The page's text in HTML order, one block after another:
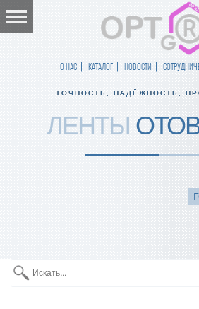
О НАС КАТАЛОГ НОВОСТИ
ТОЧНОСТЬ, НАДЁЖНОСТЬ,
ЛЕНТЫ